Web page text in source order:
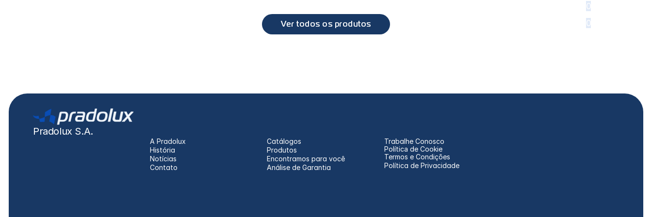
0
Até o ano:
0
Ver todos os produtos
Pradolux S.A.
A Pradolux
História
Notícias
Contato
Catálogos
Produtos
Encontramos para você
Análise de Garantia
Trabalhe Conosco
Política de Cookie
Termos e Condições
Política de Privacidade